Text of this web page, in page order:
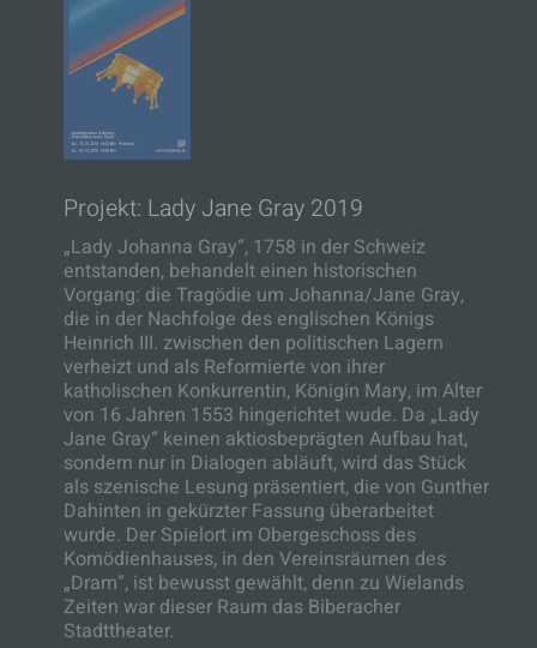
Projekt: Lady Jane Gray 2019
„Lady Johanna Gray“, 1758 in der Schweiz
entstanden, behandelt einen historischen
Vorgang: die Tragödie um Johanna/Jane Gray,
die in der Nachfolge des englischen Königs
Heinrich III. zwischen den politischen Lagern
verheizt und als Reformierte von ihrer
katholischen Konkurrentin, Königin Mary, im Alter
von 16 Jahren 1553 hingerichtet wude. Da „Lady
Jane Gray“ keinen aktiosbeprägten Aufbau hat,
sondern nur in Dialogen abläuft, wird das Stück
als szenische Lesung präsentiert, die von Gunther
Dahinten in gekürzter Fassung überarbeitet
wurde. Der Spielort im Obergeschoss des
Komödienhauses, in den Vereinsräumen des
„Dram“, ist bewusst gewählt, denn zu Wielands
Zeiten war dieser Raum das Biberacher
Stadttheater.